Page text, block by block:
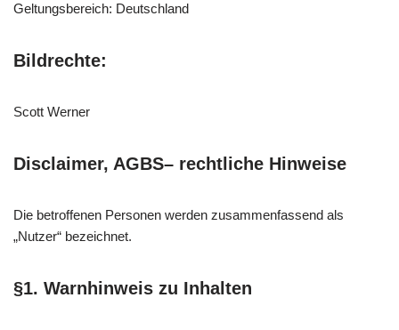
Geltungsbereich: Deutschland
Bildrechte:
Scott Werner
Disclaimer, AGBS– rechtliche Hinweise
Die betroffenen Personen werden zusammenfassend als
„Nutzer“ bezeichnet.
§1. Warnhinweis zu Inhalten